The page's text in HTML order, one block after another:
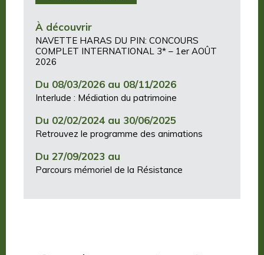
À découvrir
NAVETTE HARAS DU PIN: CONCOURS
COMPLET INTERNATIONAL 3* – 1er AOÛT
2026
Du 08/03/2026 au 08/11/2026
Interlude : Médiation du patrimoine
Du 02/02/2024 au 30/06/2025
Retrouvez le programme des animations
Du 27/09/2023 au
Parcours mémoriel de la Résistance